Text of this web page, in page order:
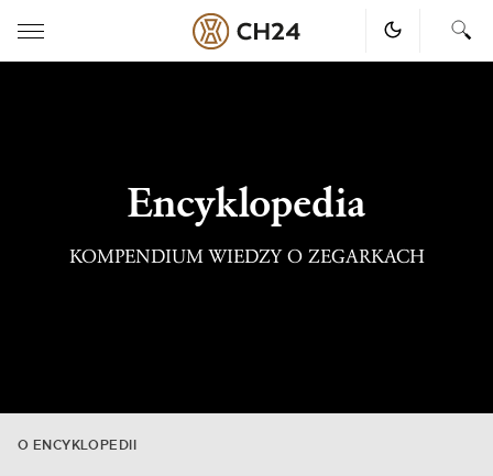
Encyklopedia
KOMPENDIUM WIEDZY O ZEGARKACH
O ENCYKLOPEDII